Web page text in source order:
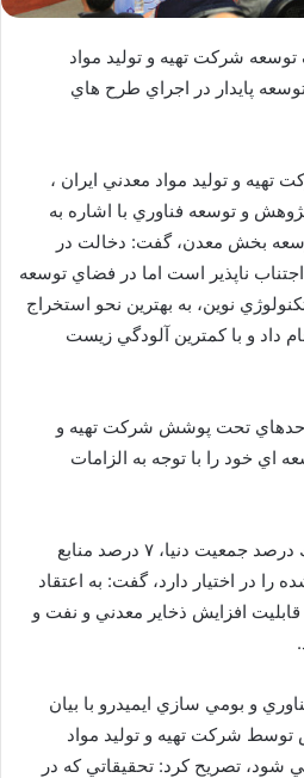
شركت تهيه و توليد مواد
پايدار در اجراي طرح هاي
و توليد مواد معدني ايران ،
و توسعه فناوري با اشاره به
بخش معدن، گفت: دخالت در
ناپذير است اما در فضاي توسعه
نوين، به بهترين نحو استخراج
داد و با كمترين آلودگي زيست
واحدهاي تحت پوشش شركت تهيه و
اي خود را با توجه به الزامات
اميري با بيان اينكه ايران با يك درصد جمعيت دنيا، ۷ درصد منابع
را در اختيار دارد، گفت: به اعتقاد
افزايش ذخاير معدني و نفت و
و بومي سازي ايميدرو با بيان
توسط شركت تهيه و توليد مواد
شود، تصريح كرد: تحقيقاتي كه در